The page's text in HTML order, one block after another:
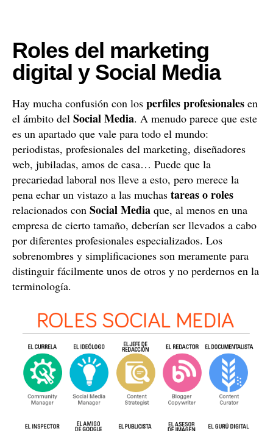
Roles del marketing
digital y Social Media
Hay mucha confusión con los perfiles profesionales en
el ámbito del Social Media. A menudo parece que este
es un apartado que vale para todo el mundo:
periodistas, profesionales del marketing, diseñadores
web, jubiladas, amos de casa… Puede que la
precariedad laboral nos lleve a esto, pero merece la
pena echar un vistazo a las muchas tareas o roles
relacionados con Social Media que, al menos en una
empresa de cierto tamaño, deberían ser llevados a cabo
por diferentes profesionales especializados. Los
sobrenombres y simplificaciones son meramente para
distinguir fácilmente unos de otros y no perdernos en la
terminología.